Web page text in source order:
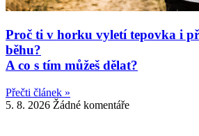
Proč ti v horku vyletí tepovka i
běhu?
A co s tím můžeš dělat?
Přečti článek »
5. 8. 2026 Žádné komentáře